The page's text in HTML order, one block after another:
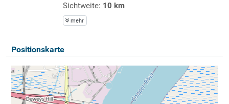
Sichtweite: 10 km
mehr
Positionskarte